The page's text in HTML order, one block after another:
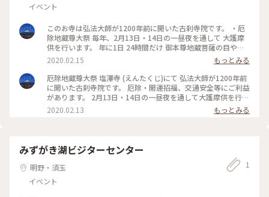
イベント
このお寺は弘法大師が1200年前に開いた古刹寺院です。 ・厄
除地蔵尊大祭 毎年、2月13日・14日の一昼夜を通して 大護摩
供を行います。 年に1日 24時間だけ 御本尊地蔵菩薩の目や耳
が開いて 願い事を聞いてくれるといわれています。 厄除地蔵
尊 福田山 塩澤寺 (えんたくじ) 厄除地蔵尊大祭 毎年
2/13 昼12時 〜 2/14 昼12時まで 2020.02.13 #山梨県#山梨#こ
とりっぷ山梨#わたしの街#厄除地蔵尊福田山塩澤寺#塩澤寺#
厄除地蔵尊#お祭り#冬のおでかけ
2020.02.15
もっとみる
厄除地蔵尊大祭 塩澤寺 (えんたくじ)にて 弘法大師が1200年前
に開いた古刹寺院です。 厄除・開運招福、交通安全等にご利益
があります。 2月13日・14日の一昼夜を通して大護摩供を行い
ます。 年に1日 24時間だけ 御本尊地蔵菩薩の目や耳が開いて
願い事を聞いてくれるといわれています。 夕方～夜が一番混雑
人向けの番組があったのですが 👯(｡･о･｡)ﾜｵ～ 毎年夜中、タレ
ントさんが来て生中継していました。 それをテレビで見たの
を覚えています😆 厄除地蔵尊福田山塩澤寺 (えんたくじ) 厄除
地蔵尊大祭 2/13 昼12時 〜 2/14 昼12時まで 2020.02.13 #山梨
県#山梨#ことりっぷ山梨#わたしの街#厄除地蔵尊福田山塩澤
2020.02.13 もっとみる
みずがき湖ビジターセンター
明野・須玉
イベント
1